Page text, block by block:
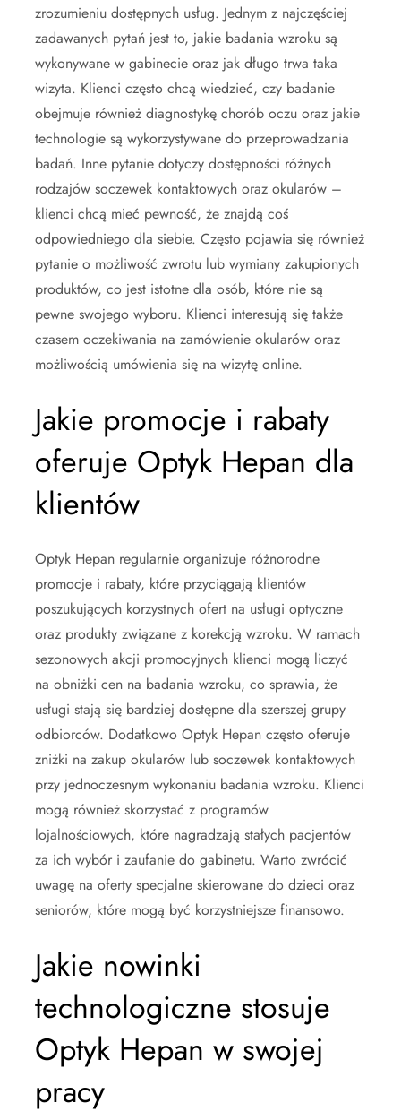
zrozumieniu dostępnych usług. Jednym z najczęściej
zadawanych pytań jest to, jakie badania wzroku są
wykonywane w gabinecie oraz jak długo trwa taka
wizyta. Klienci często chcą wiedzieć, czy badanie
obejmuje również diagnostykę chorób oczu oraz jakie
technologie są wykorzystywane do przeprowadzania
badań. Inne pytanie dotyczy dostępności różnych
rodzajów soczewek kontaktowych oraz okularów –
klienci chcą mieć pewność, że znajdą coś
odpowiedniego dla siebie. Często pojawia się również
pytanie o możliwość zwrotu lub wymiany zakupionych
produktów, co jest istotne dla osób, które nie są
pewne swojego wyboru. Klienci interesują się także
czasem oczekiwania na zamówienie okularów oraz
możliwością umówienia się na wizytę online.
Jakie promocje i rabaty
oferuje Optyk Hepan dla
klientów
Optyk Hepan regularnie organizuje różnorodne
promocje i rabaty, które przyciągają klientów
poszukujących korzystnych ofert na usługi optyczne
oraz produkty związane z korekcją wzroku. W ramach
sezonowych akcji promocyjnych klienci mogą liczyć
na obniżki cen na badania wzroku, co sprawia, że
usługi stają się bardziej dostępne dla szerszej grupy
odbiorców. Dodatkowo Optyk Hepan często oferuje
zniżki na zakup okularów lub soczewek kontaktowych
przy jednoczesnym wykonaniu badania wzroku. Klienci
mogą również skorzystać z programów
lojalnościowych, które nagradzają stałych pacjentów
za ich wybór i zaufanie do gabinetu. Warto zwrócić
uwagę na oferty specjalne skierowane do dzieci oraz
seniorów, które mogą być korzystniejsze finansowo.
Jakie nowinki
technologiczne stosuje
Optyk Hepan w swojej
pracy